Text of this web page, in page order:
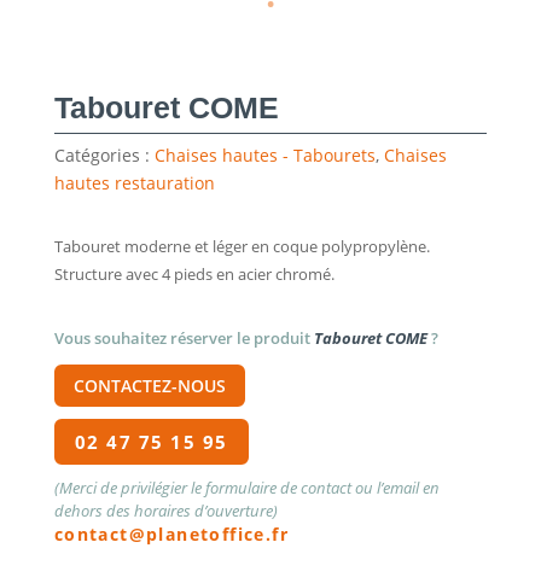
Tabouret COME
Catégories : Chaises hautes - Tabourets, Chaises
hautes restauration
Tabouret moderne et léger en coque polypropylène.
Structure avec 4 pieds en acier chromé.
Vous souhaitez réserver le produit Tabouret COME?
CONTACTEZ-NOUS
02 47 75 15 95
(Merci de privilégier le formulaire de contact ou l’email en
dehors des horaires d’ouverture)
contact@planetoffice.fr